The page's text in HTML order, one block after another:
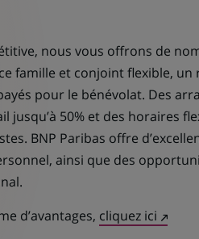
nous vous offrons de
famille et conjoint flexible,
pour le bénévolat. Des
jusqu’à 50% et des horaires
BNP Paribas offre
ainsi que des
d’avantages, cliquez ici(Ce